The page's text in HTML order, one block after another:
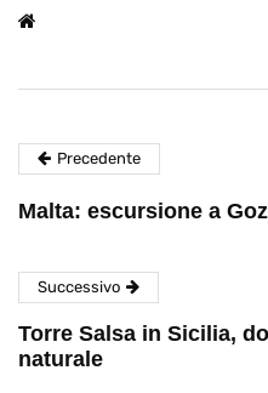
Precedente
Malta: escursione a
Successivo
Torre Salsa in Sicilia,
naturale